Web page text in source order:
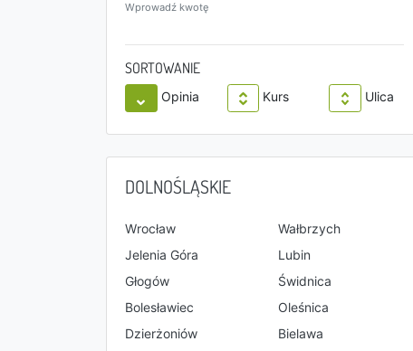
Wprowadź kwotę
SORTOWANIE
Opinia Kurs Ulica
DOLNOŚLĄSKIE
Wrocław
Wałbrzych
Jelenia Góra
Lubin
Głogów
Świdnica
Bolesławiec
Oleśnica
Dzierżoniów
Bielawa